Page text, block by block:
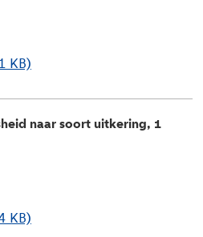
KB)
naar soort uitkering, 1
KB)